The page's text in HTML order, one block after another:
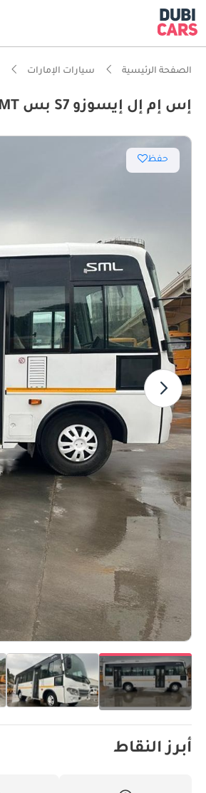
الصفحة الرئيسية سيارات الإمارات
إس إم إل إيسوزو S7 بس SML-Isuzu S7 Bus 3455cc 33 SEATER Double Door AC Diesel MT
حفظ
أبرز النقاط